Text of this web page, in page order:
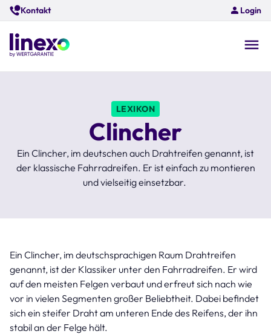
Skip
to
main
content
Kontakt Login
LEXIKON
Clincher
Ein Clincher, im deutschen auch Drahtreifen genannt, ist
der klassische Fahrradreifen. Er ist einfach zu montieren
und vielseitig einsetzbar.
Ein Clincher, im deutschsprachigen Raum Drahtreifen
genannt, ist der Klassiker unter den Fahrradreifen. Er wird
auf den meisten Felgen verbaut und erfreut sich nach wie
vor in vielen Segmenten großer Beliebtheit. Dabei befindet
sich ein steifer Draht am unteren Ende des Reifens, der ihn
stabil an der Felge hält.